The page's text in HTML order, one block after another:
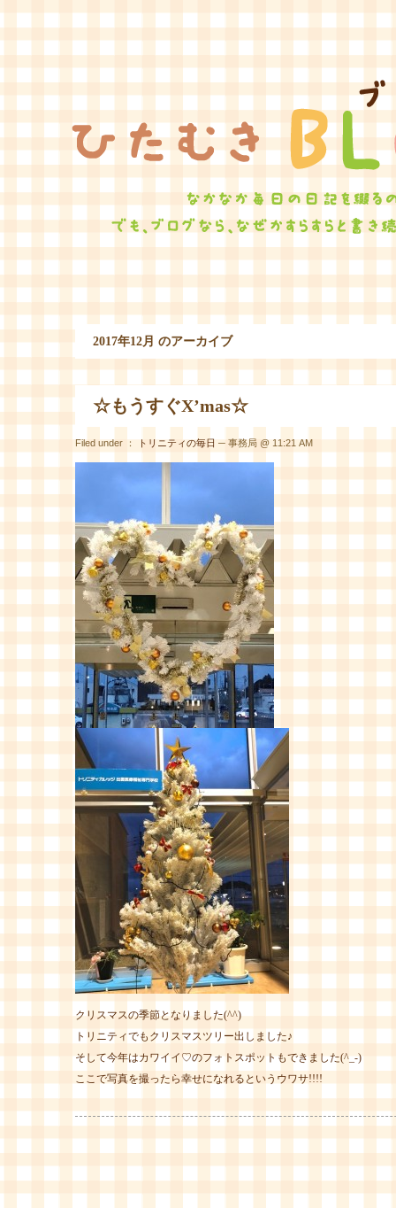
ひた
2017年12月 のアーカイブ
☆もうすぐX’mas☆
Filed under ：トリニティの毎日─ 事務局 @ 11:21 AM
クリスマスの季節となりました(^^)
トリニティでもクリスマスツリー出しました♪
そして今年はカワイイ♡のフォトスポットもできました(^_-)
ここで写真を撮ったら幸せになれるというウワサ!!!!